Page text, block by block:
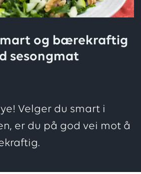
og bærekraftig
sesongmat
Velger du smart i
er du på god vei mot å